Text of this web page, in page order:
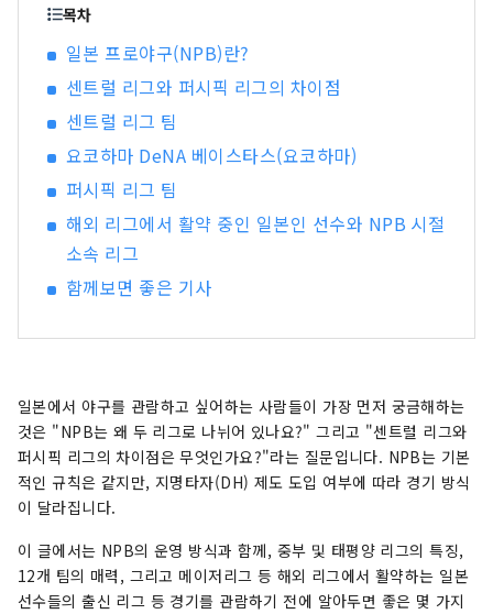
목차
일본 프로야구(NPB)란?
센트럴 리그와 퍼시픽 리그의 차이점
센트럴 리그 팀
요코하마 DeNA 베이스타스(요코하마)
퍼시픽 리그 팀
해외 리그에서 활약 중인 일본인 선수와 NPB 시절
소속 리그
함께보면 좋은 기사
일본에서 야구를 관람하고 싶어하는 사람들이 가장 먼저 궁금해하는
것은 "NPB는 왜 두 리그로 나뉘어 있나요?" 그리고 "센트럴 리그와
퍼시픽 리그의 차이점은 무엇인가요?"라는 질문입니다. NPB는 기본
적인 규칙은 같지만, 지명타자(DH) 제도 도입 여부에 따라 경기 방식
이 달라집니다.
이 글에서는 NPB의 운영 방식과 함께, 중부 및 태평양 리그의 특징,
12개 팀의 매력, 그리고 메이저리그 등 해외 리그에서 활약하는 일본
선수들의 출신 리그 등 경기를 관람하기 전에 알아두면 좋은 몇 가지